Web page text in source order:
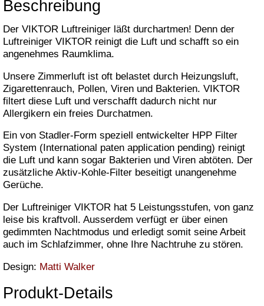
Beschreibung
Der VIKTOR Luftreiniger läßt durchartmen! Denn der
Luftreiniger VIKTOR reinigt die Luft und schafft so ein
angenehmes Raumklima.
Unsere Zimmerluft ist oft belastet durch Heizungsluft,
Zigarettenrauch, Pollen, Viren und Bakterien. VIKTOR
filtert diese Luft und verschafft dadurch nicht nur
Allergikern ein freies Durchatmen.
Ein von Stadler-Form speziell entwickelter HPP Filter
System (International paten application pending) reinigt
die Luft und kann sogar Bakterien und Viren abtöten. Der
zusätzliche Aktiv-Kohle-Filter beseitigt unangenehme
Gerüche.
Der Luftreiniger VIKTOR hat 5 Leistungsstufen, von ganz
leise bis kraftvoll. Ausserdem verfügt er über einen
gedimmten Nachtmodus und erledigt somit seine Arbeit
auch im Schlafzimmer, ohne Ihre Nachtruhe zu stören.
Design: Matti Walker
Produkt-Details